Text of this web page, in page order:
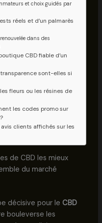
et choix guidés par
réels et d’un palmarès
dans des
CBD fiable d’un
sont-elles si
fleurs ou les résines de
les codes promo sur
clients affichés sur les
de CBD les mieux
du marché
décisive pour le CBD
bouleverse les